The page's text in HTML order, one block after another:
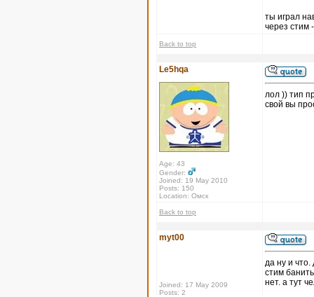
ты играл
через стим
Back to top
Le5hqa
Age: 43
Gender:
Joined: 19 May 2010
Posts: 150
Location: Омск
лол )) тип
свой вы
Back to top
myt00
Joined: 17 May 2009
Posts: 2
да ну и что.
стим
нет. а тут